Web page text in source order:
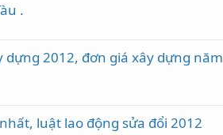
.
2012, đơn giá xây dựng năm
luật lao động sửa đổi 2012